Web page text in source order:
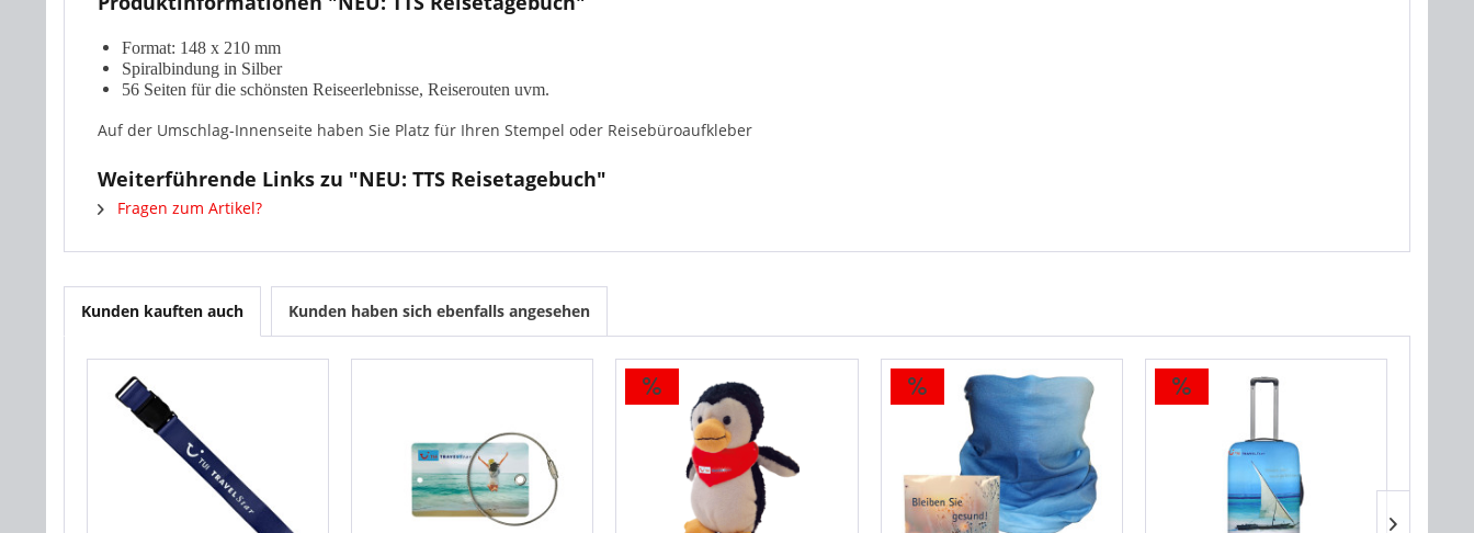
Format: 148 x 210 mm
Spiralbindung in Silber
56 Seiten für die schönsten Reiseerlebnisse, Reiserouten uvm.
Auf der Umschlag-Innenseite haben Sie Platz für Ihren Stempel oder Reisebüroaufkleber
Weiterführende Links zu "NEU: TTS Reisetagebuch"
Fragen zum Artikel?
Kunden kauften auch Kunden haben sich ebenfalls angesehen